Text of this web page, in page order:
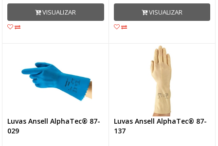
VISUALIZAR VISUALIZAR
Luvas Ansell AlphaTec® 87-
029
Luvas Ansell AlphaTec® 87-
137